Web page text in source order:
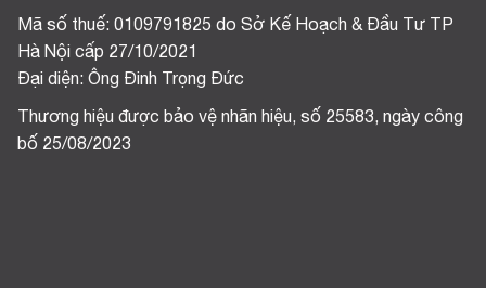
Mã số thuế: 0109791825 do Sở Kế Hoạch & Đầu Tư TP
Hà Nội cấp 27/10/2021
Đại diện: Ông Đinh Trọng Đức
Thương hiệu được bảo vệ nhãn hiệu, số 25583, ngày công
bố 25/08/2023